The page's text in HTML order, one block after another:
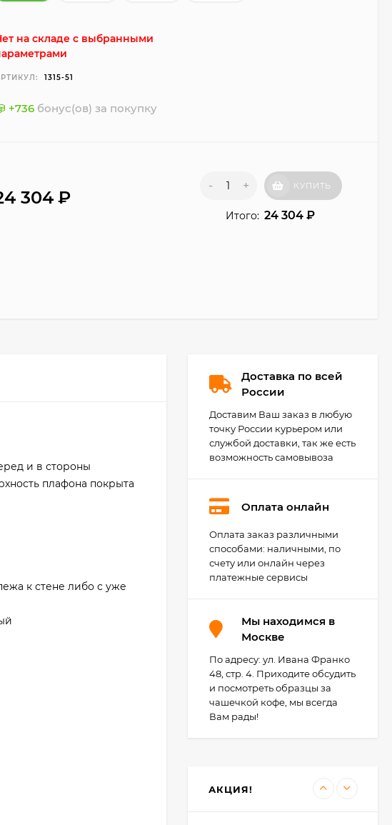
на складе с выбранными
1315-51
+736 бонус(ов) за покупку
304 ₽
- + КУПИТЬ
Итого: 24 304 ₽
и в стороны
плафона покрыта
к стене либо с уже
Доставка по всей
России
Доставим Ваш заказ в любую
точку России курьером или
службой доставки, так же есть
возможность самовывоза
Оплата онлайн
Оплата заказ различными
способами: наличными, по
счету или онлайн через
платежные сервисы
Мы находимся в
Москве
По адресу: ул. Ивана Франко
48, стр. 4. Приходите обсудить
и посмотреть образцы за
чашечкой кофе, мы всегда
Вам рады!
АКЦИЯ!
Agoform Separado -
универсальный
лоток для столовых
приборов, Германия
2 284 ₽
1 149 ₽
Agoform TopSoft -
коврики для
выдвижных ящиков,
Германия
148
142 ₽